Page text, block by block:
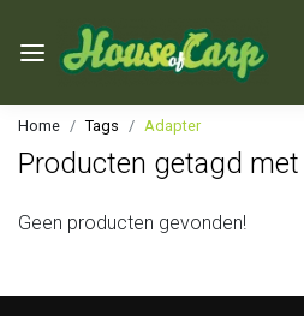
Home Tags Adapter
Producten getagd
Geen producten gevonden!